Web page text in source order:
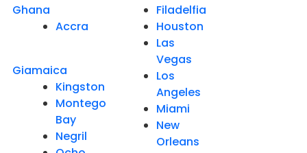
Ghana
Accra
Giamaica
Kingston
Montego
Bay
Negril
Filadelfia
Houston
Las
Vegas
Los
Angeles
Miami
New
Orleans